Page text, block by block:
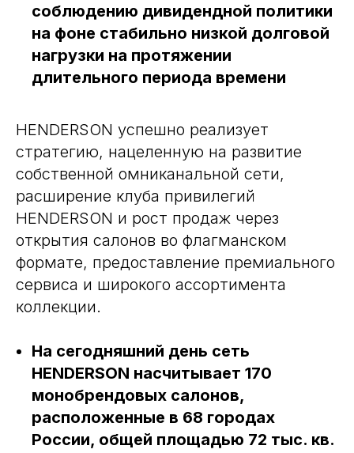
соблюдению дивидендной политики
на фоне стабильно низкой долговой
нагрузки на протяжении
длительного периода времени
HENDERSON успешно реализует
стратегию, нацеленную на развитие
собственной омниканальной сети,
расширение клуба привилегий
HENDERSON и рост продаж через
открытия салонов во флагманском
формате, предоставление премиального
сервиса и широкого ассортимента
коллекции.
На сегодняшний день сеть
HENDERSON насчитывает 170
монобрендовых салонов,
расположенные в 68 городах
России, общей площадью 72 тыс. кв.